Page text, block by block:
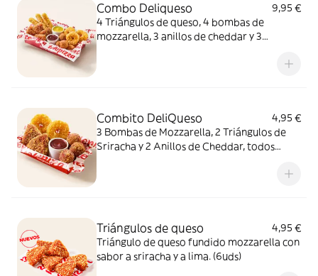
Combo Deliqueso
9,95 €
4 Triángulos de queso, 4 bombas de
mozzarella, 3 anillos de cheddar y 3
Combito DeliQueso
4,95 €
3 Bombas de Mozzarella, 2 Triángulos de
Sriracha y 2 Anillos de Cheddar, todos
Triángulos de queso
4,95 €
Triángulo de queso fundido mozzarella con
sabor a sriracha y a lima. (6uds)